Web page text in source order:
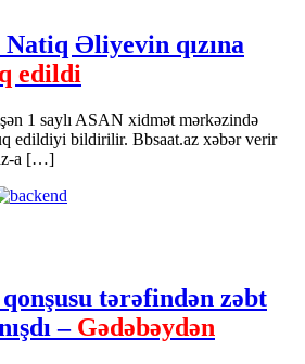
Əliyevin qızına
edildi
1 saylı ASAN xidmət mərkəzində
edildiyi bildirilir. Bbsaat.az xəbər verir
a […]
tərəfindən zəbt
– Gədəbəydən